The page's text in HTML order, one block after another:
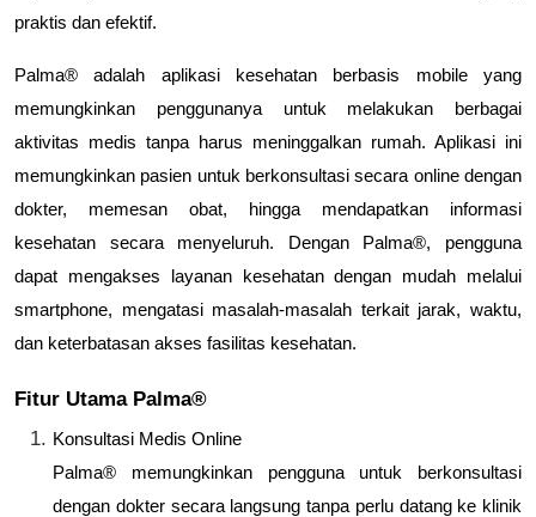
praktis dan efektif.
Palma® adalah aplikasi kesehatan berbasis mobile yang
memungkinkan penggunanya untuk melakukan berbagai
aktivitas medis tanpa harus meninggalkan rumah. Aplikasi ini
memungkinkan pasien untuk berkonsultasi secara online dengan
dokter, memesan obat, hingga mendapatkan informasi
kesehatan secara menyeluruh. Dengan Palma®, pengguna
dapat mengakses layanan kesehatan dengan mudah melalui
smartphone, mengatasi masalah-masalah terkait jarak, waktu,
dan keterbatasan akses fasilitas kesehatan.
Fitur Utama Palma®
Konsultasi Medis Online
Palma® memungkinkan pengguna untuk berkonsultasi
dengan dokter secara langsung tanpa perlu datang ke klinik